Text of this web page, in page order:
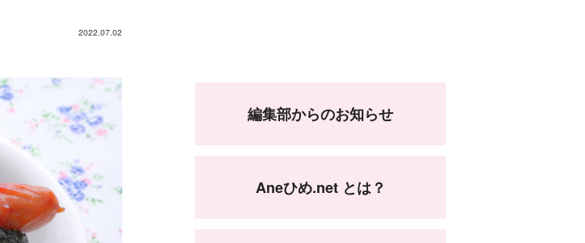
2022.07.02
編集部からのお知らせ
Aneひめ.net とは？